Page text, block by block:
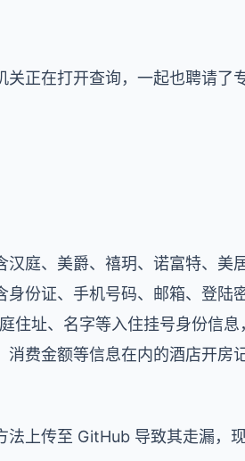
正在打开查询，一起也聘请了
庭、美爵、禧玥、诺富特、美
份证、手机号码、邮箱、登陆
住址、名字等入住挂号身份信
费金额等信息在内的酒店开房
上传至 GitHub 导致其走漏，